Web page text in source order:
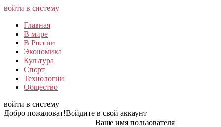
войти в систему
Главная
В мире
В России
Экономика
Культура
Спорт
Технологии
Общество
войти в систему
Добро пожаловат!Войдите в свой аккаунт
Ваше имя пользователя